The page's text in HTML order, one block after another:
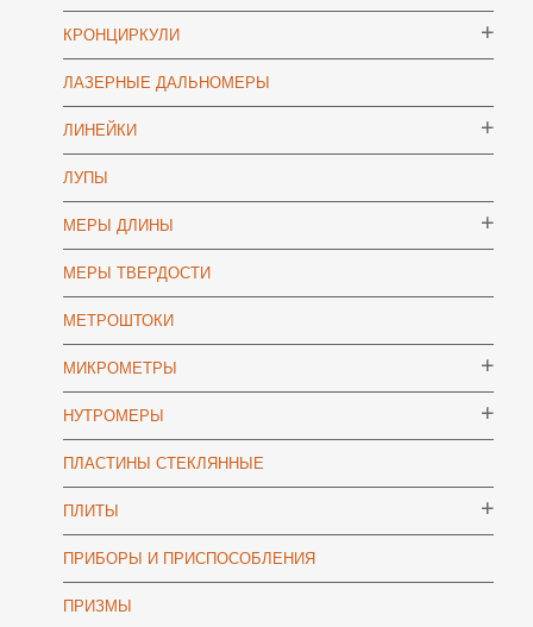
КРОНЦИРКУЛИ
ЛАЗЕРНЫЕ ДАЛЬНОМЕРЫ
ЛИНЕЙКИ
ЛУПЫ
МЕРЫ ДЛИНЫ
МЕРЫ ТВЕРДОСТИ
МЕТРОШТОКИ
МИКРОМЕТРЫ
НУТРОМЕРЫ
ПЛАСТИНЫ СТЕКЛЯННЫЕ
ПЛИТЫ
ПРИБОРЫ И ПРИСПОСОБЛЕНИЯ
ПРИЗМЫ